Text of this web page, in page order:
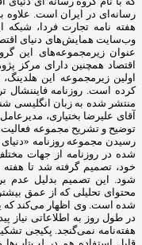
رسانه‌ای در ایران است. علاوه
هفته ‌نامه تجارت فردا، شبکه
وب‌سایت همایش‌های دنیای
عنوان زیرمجموعه‌های این
اقتصاد همچنین دارای مرکز
کرده است. روزنامه فایننشال
منتشر شده به زبان انگلیسی
آقای علیرضا بختیاری،
توضیح و تشریح مجموعه
رسیدن مجموعه روزنامه
شده در روزنامه از جهات
شود. این تصمیم بدلیل عدم
محتوای تحلیلی که از عمق
شده است. وی اظهار می‌کند که
در طول روز به اطلاعاتی نیاز
هفته‌نامه نمی‌گنجد. پکیجی
قابل استفاده هم در